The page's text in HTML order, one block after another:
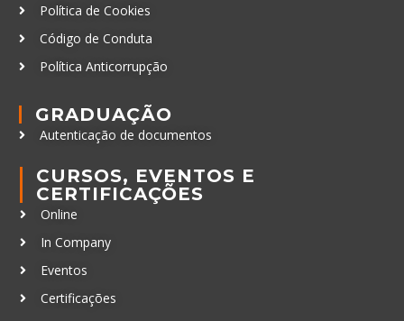
Política de Cookies
Código de Conduta
Política Anticorrupção
GRADUAÇÃO
Autenticação de documentos
CURSOS, EVENTOS E
CERTIFICAÇÕES
Online
In Company
Eventos
Certificações